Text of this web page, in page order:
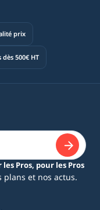
prix
500€ HT
Pros, pour les Pros
plans et nos actus.